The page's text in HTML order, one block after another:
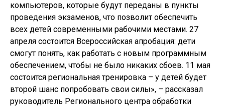
компьютеров, которые будут переданы в пункты
проведения экзаменов, что позволит обеспечить
всех детей современными рабочими местами. 27
апреля состоится Всероссийская апробация: дети
смогут понять, как работать с новым программным
обеспечением, чтобы не было никаких сбоев. 11 мая
состоится региональная тренировка – у детей будет
второй шанс попробовать свои силы», – рассказал
руководитель Регионального центра обработки